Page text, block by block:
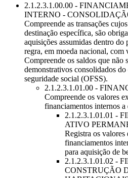
2.1.2.3.1.00.00 -
INTERNO -
Compreende as transações
destinação específica, são
aquisições assumidas dentro do
regra, em moeda nacional, com
Compreende os saldos que não
demonstrativos consolidados
seguridade social (OFSS).
2.1.2.3.1.01.00 -
Compreende os valores
financiamentos internos a
2.1.2.3.1.01.01 -
ATIVO
Registra os valores
financiamentos
para aquisição de
2.1.2.3.1.01.02 -
CONSTRUÇÃO